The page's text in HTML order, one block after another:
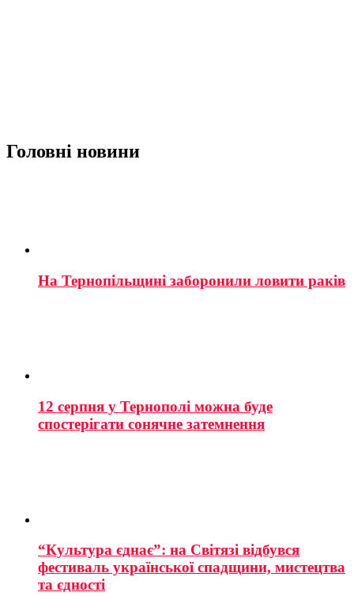
Головні новини
На Тернопільщині заборонили ловити раків
12 серпня у Тернополі можна буде
спостерігати сонячне затемнення
“Культура єднає”: на Світязі відбувся
фестиваль української спадщини, мистецтва
та єдності